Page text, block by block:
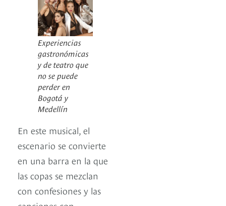
Experiencias
gastronómicas
y de teatro que
no se puede
perder en
Bogotá y
Medellín
En este musical, el
escenario se convierte
en una barra en la que
las copas se mezclan
con confesiones y las